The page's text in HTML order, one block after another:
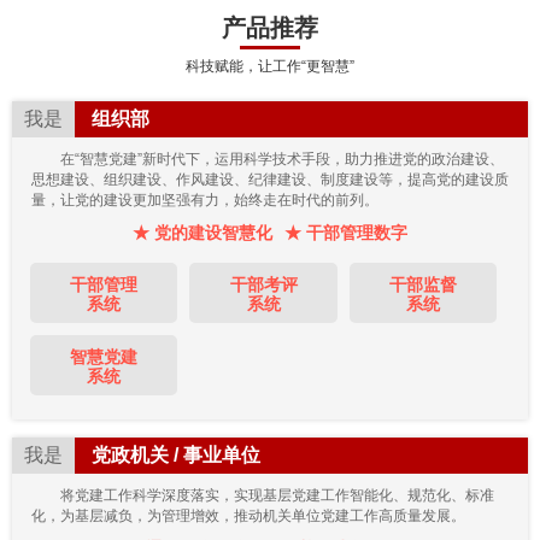
产品推荐
科技赋能，让工作“更智慧”
我是 组织部
在“智慧党建”新时代下，运用科学技术手段，助力推进党的政治建设、
思想建设、组织建设、作风建设、纪律建设、制度建设等，提高党的建设质
量，让党的建设更加坚强有力，始终走在时代的前列。
★ 党的建设智慧化 ★ 干部管理数字
干部管理
系统
干部考评
系统
干部监督
系统
智慧党建
系统
我是 党政机关 / 事业单位
将党建工作科学深度落实，实现基层党建工作智能化、规范化、标准
化，为基层减负，为管理增效，推动机关单位党建工作高质量发展。